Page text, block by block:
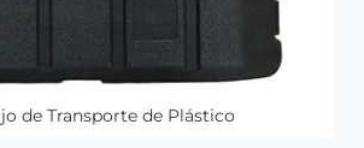
de Transporte de Plástico